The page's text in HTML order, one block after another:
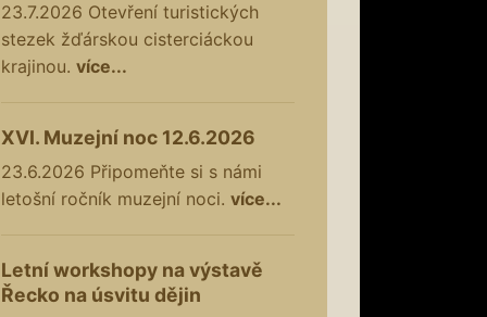
23.7.2026 Otevření turistických
stezek žďárskou cisterciáckou
krajinou. více...
XVI. Muzejní noc 12.6.2026
23.6.2026 Připomeňte si s námi
letošní ročník muzejní noci. více...
Letní workshopy na výstavě
Řecko na úsvitu dějin